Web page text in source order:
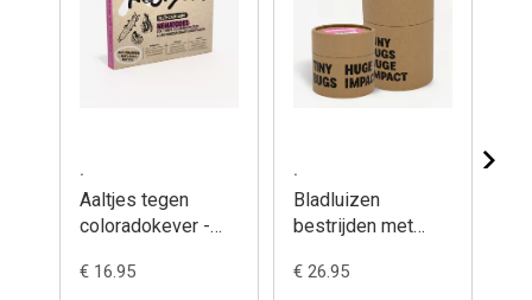
.
Aaltjes tegen
coloradokever -
€ 16.95
.
Bladluizen
bestrijden met
Chrysopa
€ 26.95